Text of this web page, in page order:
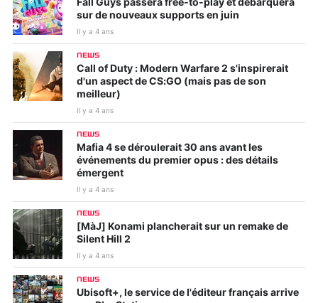
Fall Guys passera free-to-play et débarquera
sur de nouveaux supports en juin
Il y a 4 ans
NEWS
Call of Duty : Modern Warfare 2 s'inspirerait
d'un aspect de CS:GO (mais pas de son
meilleur)
Il y a 4 ans
NEWS
Mafia 4 se déroulerait 30 ans avant les
événements du premier opus : des détails
émergent
Il y a 4 ans
NEWS
[MàJ] Konami plancherait sur un remake de
Silent Hill 2
Il y a 4 ans
NEWS
Ubisoft+, le service de l'éditeur français arrive